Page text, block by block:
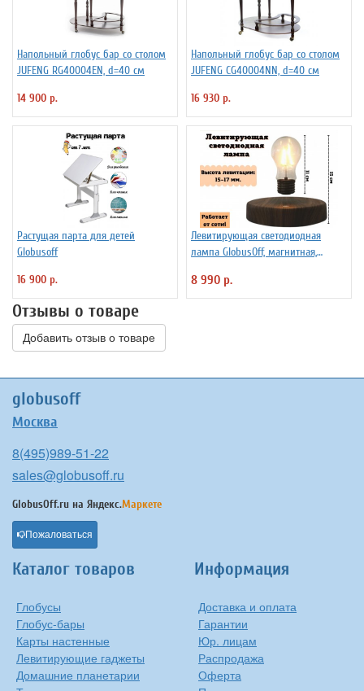
Напольный глобус бар со столом
JUFENG RG40004EN, d=40 см
14 900 р.
Напольный глобус бар со столом
JUFENG CG40004NN, d=40 см
16 930 р.
Растущая парта для детей
Globusoff
16 900 р.
Левитирующая светодиодная
лампа GlobusOff, магнитная,
8 990 р.
Отзывы о товаре
Добавить отзыв о товаре
globusoff
Москва
8(495)989-51-22
sales@globusoff.ru
GlobusOff.ru на Яндекс.Маркете
Пожаловаться
Каталог товаров
Глобусы
Глобус-бары
Карты настенные
Левитирующие гаджеты
Домашние планетарии
Информация
Доставка и оплата
Гарантии
Юр. лицам
Распродажа
Оферта